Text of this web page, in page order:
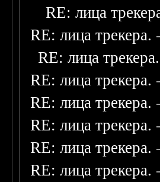
RE: лица
RE: лица трекера.
RE: лица трекера.
RE: лица трекера.
RE: лица трекера.
RE: лица трекера.
RE: лица трекера.
RE: лица трекера.